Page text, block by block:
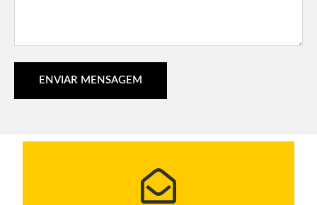
ENVIAR MENSAGEM